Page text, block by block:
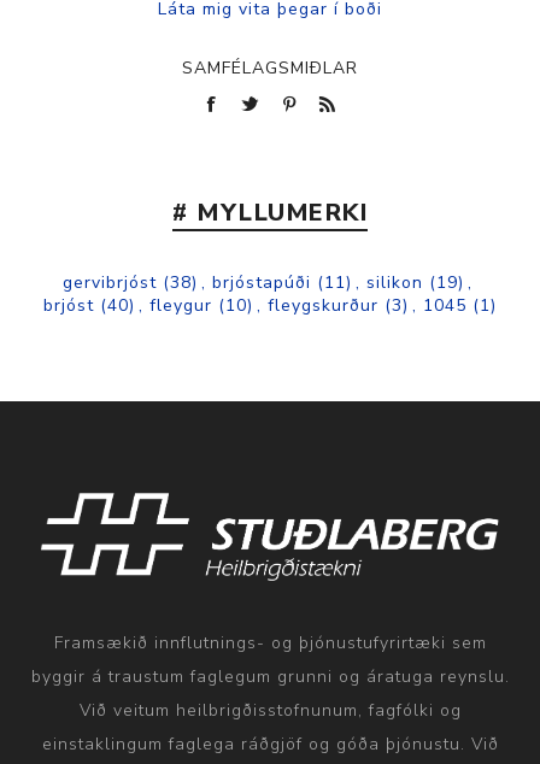
SAMFÉLAGSMIÐLAR
# MYLLUMERKI
gervibrjóst (38) , brjóstapúði (11) , silikon (19) ,
brjóst (40) , fleygur (10) , fleygskurður (3) , 1045 (1)
Framsækið innflutnings- og þjónustufyrirtæki sem
byggir á traustum faglegum grunni og áratuga reynslu.
Við veitum heilbrigðisstofnunum, fagfólki og
einstaklingum faglega ráðgjöf og góða þjónustu. Við